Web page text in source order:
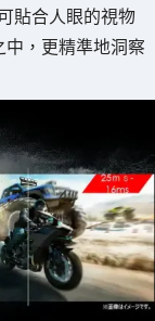
貼合人眼的視物
，更精準地洞察